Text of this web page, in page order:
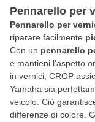
Pennarello per
Pennarello per
riparare facilmente
Con un pennarello
e mantieni l'aspetto
in vernici, CROP
Yamaha sia
veicolo. Ciò
differenze di colore.